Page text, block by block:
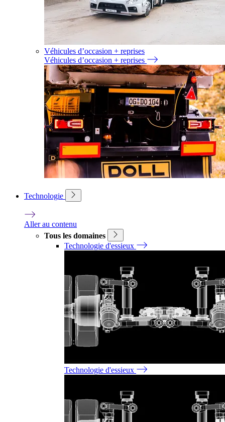
Véhicules d’occasion + reprises
Véhicules d’occasion + reprises
Technologie
Aller au contenu
Tous les domaines
Technologie d'essieux
Technologie d'essieux